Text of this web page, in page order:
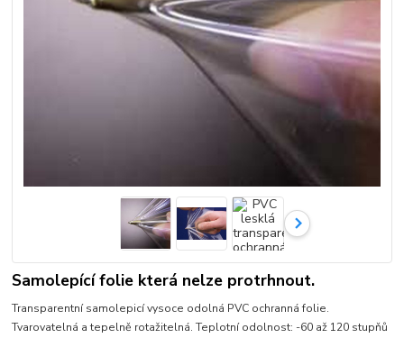
Samolepící folie která nelze protrhnout.
Transparentní samolepicí vysoce odolná PVC ochranná folie.
Tvarovatelná a tepelně rotažitelná. Teplotní odolnost: -60 až 120 stupňů